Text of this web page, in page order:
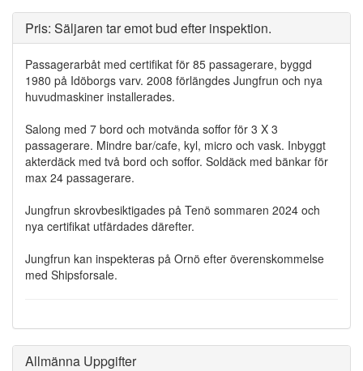
Pris: Säljaren tar emot bud efter inspektion.
Passagerarbåt med certifikat för 85 passagerare, byggd
1980 på Idöborgs varv. 2008 förlängdes Jungfrun och nya
huvudmaskiner installerades.
Salong med 7 bord och motvända soffor för 3 X 3
passagerare. Mindre bar/cafe, kyl, micro och vask. Inbyggt
akterdäck med två bord och soffor. Soldäck med bänkar för
max 24 passagerare.
Jungfrun skrovbesiktigades på Tenö sommaren 2024 och
nya certifikat utfärdades därefter.
Jungfrun kan inspekteras på Ornö efter överenskommelse
med Shipsforsale.
Allmänna Uppgifter